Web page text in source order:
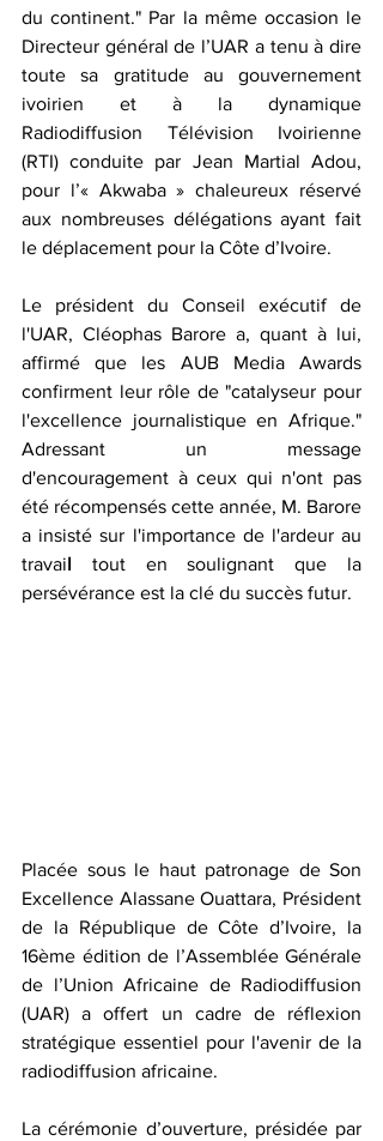
du continent." Par la même occasion le
Directeur général de l’UAR a tenu à dire
toute sa gratitude au gouvernement
ivoirien et à la dynamique
Radiodiffusion Télévision Ivoirienne
(RTI) conduite par Jean Martial Adou,
pour l’« Akwaba » chaleureux réservé
aux nombreuses délégations ayant fait
le déplacement pour la Côte d’Ivoire.
Le président du Conseil exécutif de
l'UAR, Cléophas Barore a, quant à lui,
affirmé que les AUB Media Awards
confirment leur rôle de "catalyseur pour
l'excellence journalistique en Afrique."
Adressant un message
d'encouragement à ceux qui n'ont pas
été récompensés cette année, M. Barore
a insisté sur l'importance de l'ardeur au
travail tout en
soulignant que la
persévérance est la clé du succès futur.
Placée sous le haut patronage de Son
Excellence Alassane Ouattara, Président
de la République de Côte d’Ivoire, la
16ème édition de l’Assemblée Générale
de l’Union Africaine de Radiodiffusion
(UAR) a offert un cadre de réflexion
stratégique essentiel pour l'avenir de la
radiodiffusion africaine.
La cérémonie d’ouverture, présidée par